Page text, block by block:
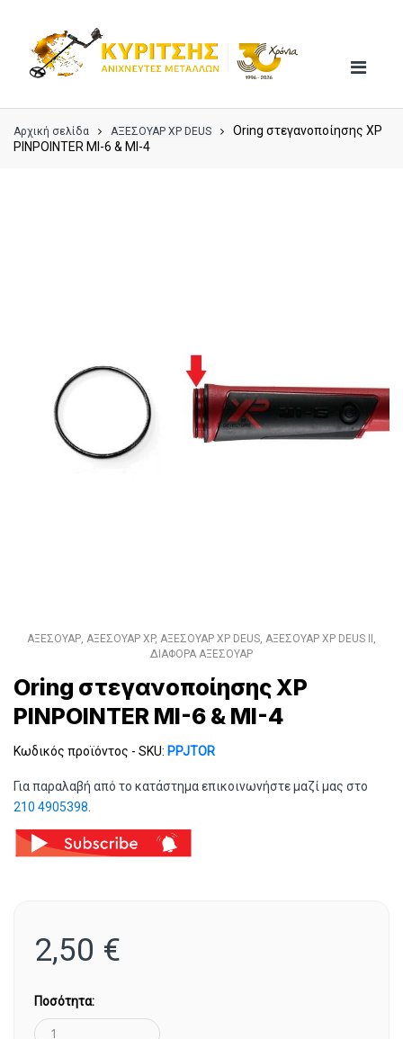
navigation
content
Αρχική σελίδα ΑΞΕΣΟΥΑΡ XP DEUS
Oring στεγανοποίησης XP
PINPOINTER MI-6 & MI-4
ΑΞΕΣΟΥΑΡ ΑΞΕΣΟΥΑΡ XP, ΑΞΕΣΟΥΑΡ XP DEUS ΑΞΕΣΟΥΑΡ XP DEUS II
ΔΙΑΦΟΡΑ ΑΞΕΣΟΥΑΡ
Oring στεγανοποίησης XP
PINPOINTER MI-6 & MI-4
Κωδικός προϊόντος - SKU: PPJTOR
Για παραλαβή από το κατάστημα επικοινωνήστε μαζί μας στο
210 4905398
2,50 €
Ποσότητα: